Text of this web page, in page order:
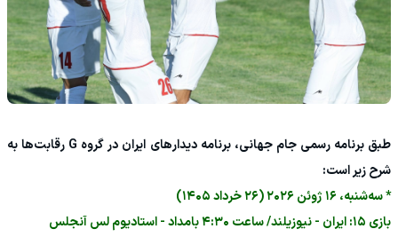
طبق برنامه رسمی جام جهانی، برنامه دیدارهای ایران در گروه G رقابت‌ها به
شرح زیر است:
* سه‌شنبه، ۱۶ ژوئن ۲۰۲۶ (۲۶ خرداد ۱۴۰۵)
بازی ۱۵: ایران - نیوزیلند/ ساعت ۴:۳۰ بامداد - استادیوم لس آنجلس